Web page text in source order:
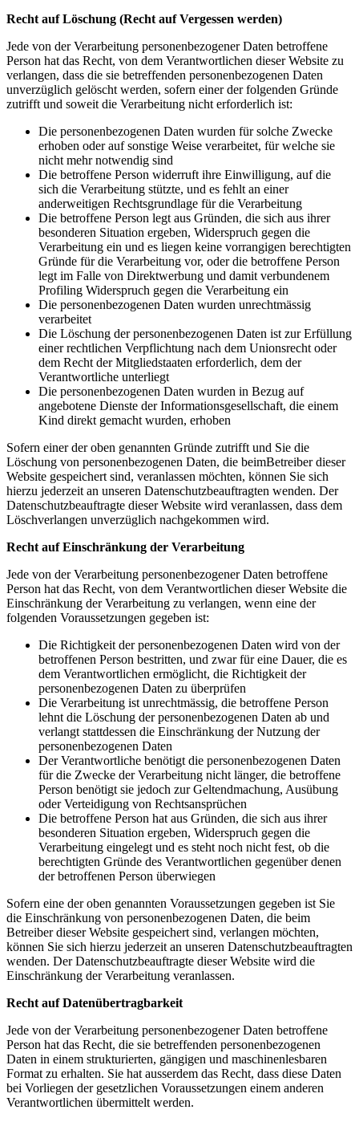
Recht auf Löschung (Recht auf Vergessen werden)
Jede von der Verarbeitung personenbezogener Daten betroffene
Person hat das Recht, von dem Verantwortlichen dieser Website zu
verlangen, dass die sie betreffenden personenbezogenen Daten
unverzüglich gelöscht werden, sofern einer der folgenden Gründe
zutrifft und soweit die Verarbeitung nicht erforderlich ist:
Die personenbezogenen Daten wurden für solche Zwecke
erhoben oder auf sonstige Weise verarbeitet, für welche sie
nicht mehr notwendig sind
Die betroffene Person widerruft ihre Einwilligung, auf die
sich die Verarbeitung stützte, und es fehlt an einer
anderweitigen Rechtsgrundlage für die Verarbeitung
Die betroffene Person legt aus Gründen, die sich aus ihrer
besonderen Situation ergeben, Widerspruch gegen die
Verarbeitung ein und es liegen keine vorrangigen berechtigten
Gründe für die Verarbeitung vor, oder die betroffene Person
legt im Falle von Direktwerbung und damit verbundenem
Profiling Widerspruch gegen die Verarbeitung ein
Die personenbezogenen Daten wurden unrechtmässig
verarbeitet
Die Löschung der personenbezogenen Daten ist zur Erfüllung
einer rechtlichen Verpflichtung nach dem Unionsrecht oder
dem Recht der Mitgliedstaaten erforderlich, dem der
Verantwortliche unterliegt
Die personenbezogenen Daten wurden in Bezug auf
angebotene Dienste der Informationsgesellschaft, die einem
Kind direkt gemacht wurden, erhoben
Sofern einer der oben genannten Gründe zutrifft und Sie die
Löschung von personenbezogenen Daten, die beimBetreiber dieser
Website gespeichert sind, veranlassen möchten, können Sie sich
hierzu jederzeit an unseren Datenschutzbeauftragten wenden. Der
Datenschutzbeauftragte dieser Website wird veranlassen, dass dem
Löschverlangen unverzüglich nachgekommen wird.
Recht auf Einschränkung der Verarbeitung
Jede von der Verarbeitung personenbezogener Daten betroffene
Person hat das Recht, von dem Verantwortlichen dieser Website die
Einschränkung der Verarbeitung zu verlangen, wenn eine der
folgenden Voraussetzungen gegeben ist:
Die Richtigkeit der personenbezogenen Daten wird von der
betroffenen Person bestritten, und zwar für eine Dauer, die es
dem Verantwortlichen ermöglicht, die Richtigkeit der
personenbezogenen Daten zu überprüfen
Die Verarbeitung ist unrechtmässig, die betroffene Person
lehnt die Löschung der personenbezogenen Daten ab und
verlangt stattdessen die Einschränkung der Nutzung der
personenbezogenen Daten
Der Verantwortliche benötigt die personenbezogenen Daten
für die Zwecke der Verarbeitung nicht länger, die betroffene
Person benötigt sie jedoch zur Geltendmachung, Ausübung
oder Verteidigung von Rechtsansprüchen
Die betroffene Person hat aus Gründen, die sich aus ihrer
besonderen Situation ergeben, Widerspruch gegen die
Verarbeitung eingelegt und es steht noch nicht fest, ob die
berechtigten Gründe des Verantwortlichen gegenüber denen
der betroffenen Person überwiegen
Sofern eine der oben genannten Voraussetzungen gegeben ist Sie
die Einschränkung von personenbezogenen Daten, die beim
Betreiber dieser Website gespeichert sind, verlangen möchten,
können Sie sich hierzu jederzeit an unseren Datenschutzbeauftragten
wenden. Der Datenschutzbeauftragte dieser Website wird die
Einschränkung der Verarbeitung veranlassen.
Recht auf Datenübertragbarkeit
Jede von der Verarbeitung personenbezogener Daten betroffene
Person hat das Recht, die sie betreffenden personenbezogenen
Daten in einem strukturierten, gängigen und maschinenlesbaren
Format zu erhalten. Sie hat ausserdem das Recht, dass diese Daten
bei Vorliegen der gesetzlichen Voraussetzungen einem anderen
Verantwortlichen übermittelt werden.